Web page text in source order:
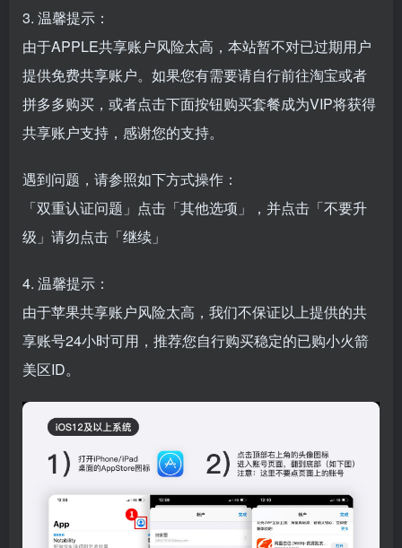
3. 温馨提示：
由于APPLE共享账户风险太高，本站暂不对已过期用户
提供免费共享账户。如果您有需要请自行前往淘宝或者
拼多多购买，或者点击下面按钮购买套餐成为VIP将获得
共享账户支持，感谢您的支持。
遇到问题，请参照如下方式操作：
「双重认证问题」点击「其他选项」，并点击「不要升
级」请勿点击「继续」
4. 温馨提示：
由于苹果共享账户风险太高，我们不保证以上提供的共
享账号24小时可用，推荐您自行购买稳定的已购小火箭
美区ID。